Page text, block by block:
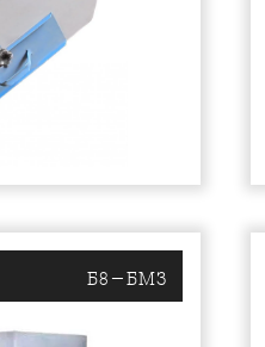
Б8-БМЗ